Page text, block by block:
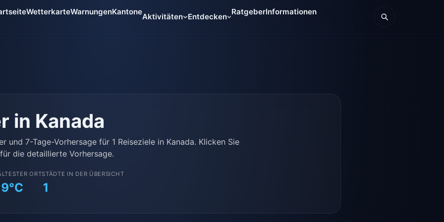
WetterkarteWarnungenKantone
Aktivitäten Entdecken
RatgeberInformationen
in Kanada
und 7-Tage-Vorhersage für 1 Reiseziele in Kanada. Klicken Sie
die detaillierte Vorhersage.
ORTSTÄDTE IN DER ÜBERSICHT
1